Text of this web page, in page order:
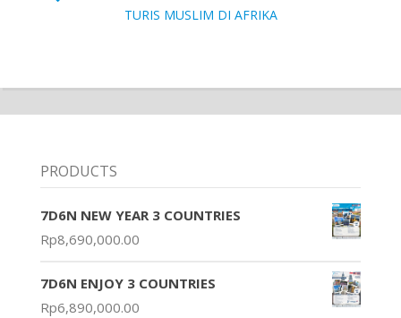
TURIS MUSLIM DI AFRIKA
PRODUCTS
7D6N NEW YEAR 3 COUNTRIES
Rp8,690,000.00
7D6N ENJOY 3 COUNTRIES
Rp6,890,000.00